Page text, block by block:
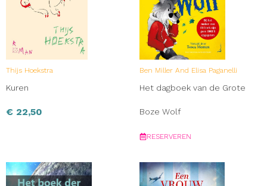
Thijs Hoekstra
Kuren
€ 22,50
Ben Miller And Elisa Paganelli
Het dagboek van de Grote
Boze Wolf
RESERVEREN